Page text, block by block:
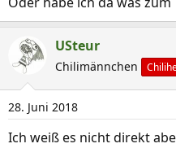
USteur
Chilimännchen
28. Juni 2018
Ich weiß es nicht direkt